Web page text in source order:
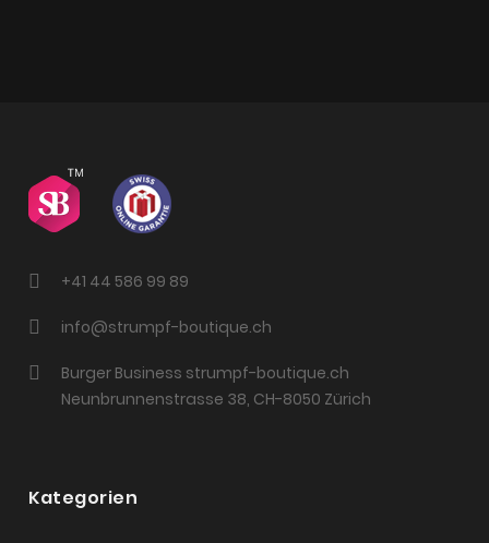
+41 44 586 99 89
info@strumpf-boutique.ch
Burger Business strumpf-boutique.ch
Neunbrunnenstrasse 38, CH-8050 Zürich
Kategorien